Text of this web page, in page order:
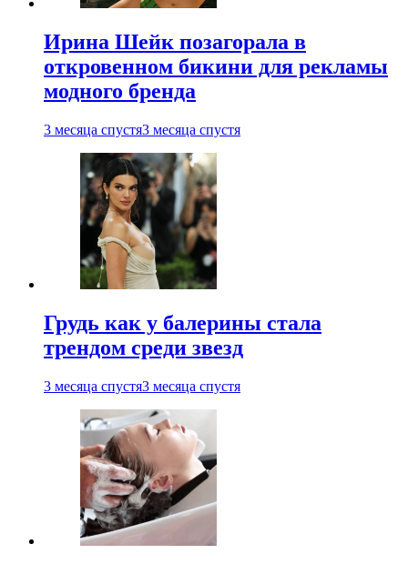
Ирина Шейк позагорала в
откровенном бикини для рекламы
модного бренда
3 месяца спустя3 месяца спустя
Грудь как у балерины стала
трендом среди звезд
3 месяца спустя3 месяца спустя